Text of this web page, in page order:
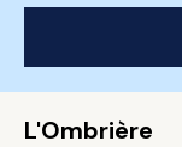
L'Ombrière